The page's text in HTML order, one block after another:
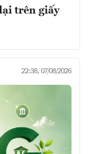
trên giấy
22:38, 07/08/2026